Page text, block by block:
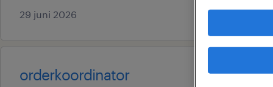
29 juni 2026
orderkoordinator